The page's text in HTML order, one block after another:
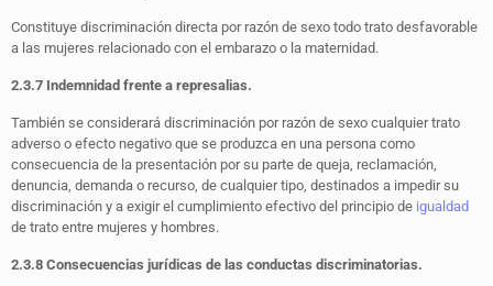
Constituye discriminación directa por razón de sexo todo trato desfavorable
a las mujeres relacionado con el embarazo o la maternidad.
2.3.7 Indemnidad frente a represalias.
También se considerará discriminación por razón de sexo cualquier trato
adverso o efecto negativo que se produzca en una persona como
consecuencia de la presentación por su parte de queja, reclamación,
denuncia, demanda o recurso, de cualquier tipo, destinados a impedir su
discriminación y a exigir el cumplimiento efectivo del principio de igualdad
de trato entre mujeres y hombres.
2.3.8 Consecuencias jurídicas de las conductas discriminatorias.